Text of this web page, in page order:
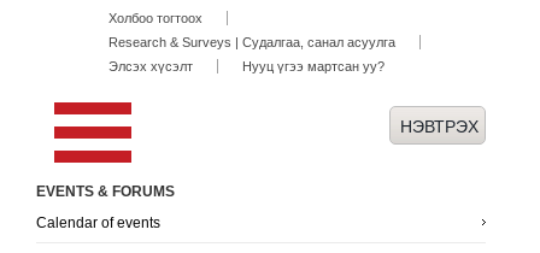
Холбоо тогтоох
Research & Surveys | Судалгаа, санал асуулга
Элсэх хүсэлт
Нууц үгээ мартсан уу?
EVENTS & FORUMS
Calendar of events